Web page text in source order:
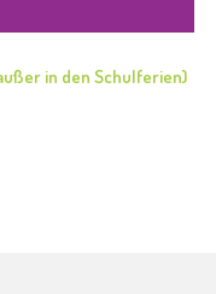
in den Schulferien)